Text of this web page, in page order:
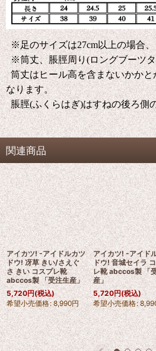
※足のサイズは27cm以上の場合、
※筒丈、脹脛周り(ロングブーツ
筒丈はヒール高を含まないかかと
なります。
脹脛(ふくらはぎ)はすねの後ろ側
関連商品
アイカツ! -アイドルカツ
ドウ! 冴草 きい/さえぐ
さ きい コスプレ靴
abccos製 「受注生産」
5,720円(税込)
希望小売価格: 8,990円
アイカツ! -アイド
ドウ! 音城セイラ
レ靴 abccos製 「
産」
5,720円(税込)
希望小売価格: